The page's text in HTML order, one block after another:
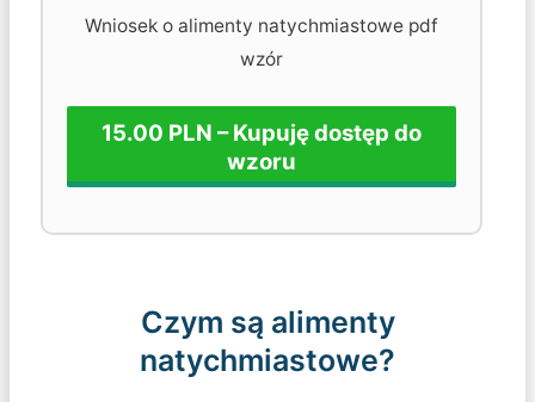
Wniosek o alimenty natychmiastowe pdf
wzór
15.00 PLN – Kupuję dostęp do
wzoru
Czym są alimenty
natychmiastowe?